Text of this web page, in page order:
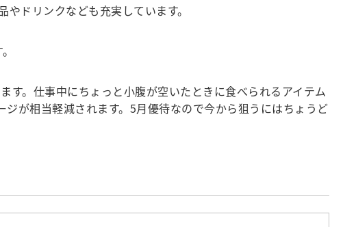
ドリンクなども充実しています。
。仕事中にちょっと小腹が空いたときに食べられるアイテム
が相当軽減されます。5月優待なので今から狙うにはちょうど